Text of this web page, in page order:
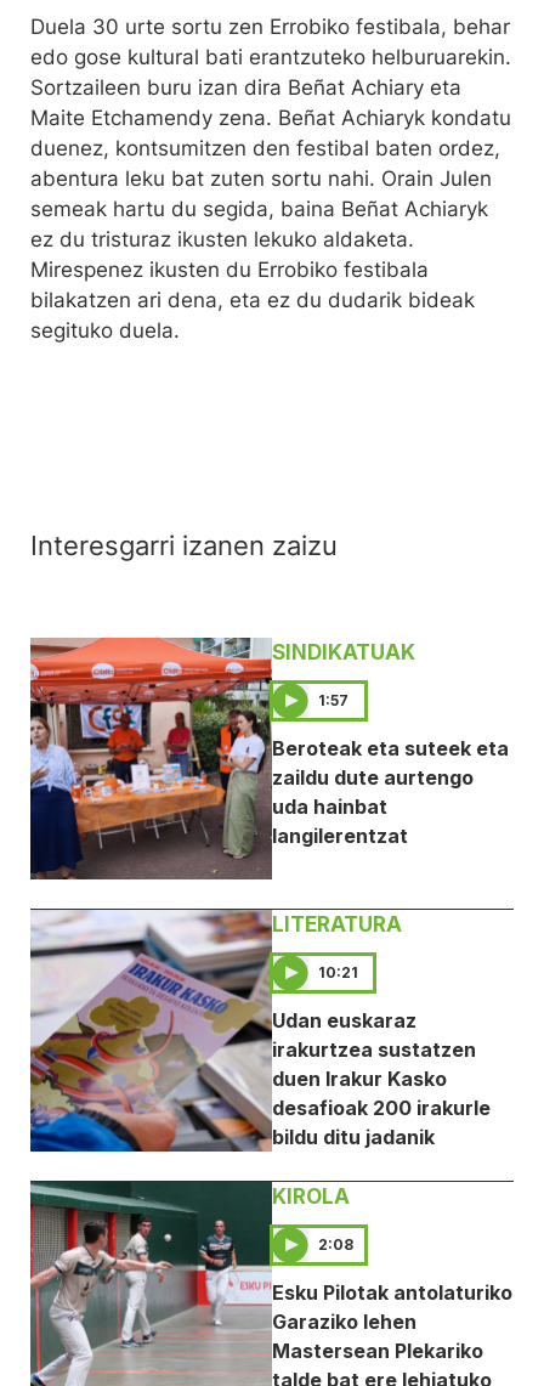
Duela 30 urte sortu zen Errobiko festibala, behar
edo gose kultural bati erantzuteko helburuarekin.
Sortzaileen buru izan dira Beñat Achiary eta
Maite Etchamendy zena. Beñat Achiaryk kondatu
duenez, kontsumitzen den festibal baten ordez,
abentura leku bat zuten sortu nahi. Orain Julen
semeak hartu du segida, baina Beñat Achiaryk
ez du tristuraz ikusten lekuko aldaketa.
Mirespenez ikusten du Errobiko festibala
bilakatzen ari dena, eta ez du dudarik bideak
segituko duela.
Interesgarri izanen zaizu
SINDIKATUAK
1:57
Beroteak eta suteek eta
zaildu dute aurtengo
uda hainbat
langilerentzat
LITERATURA
10:21
Udan euskaraz
irakurtzea sustatzen
duen Irakur Kasko
desafioak 200 irakurle
bildu ditu jadanik
KIROLA
2:08
Esku Pilotak antolaturiko
Garaziko lehen
Mastersean Plekariko
talde bat ere lehiatuko